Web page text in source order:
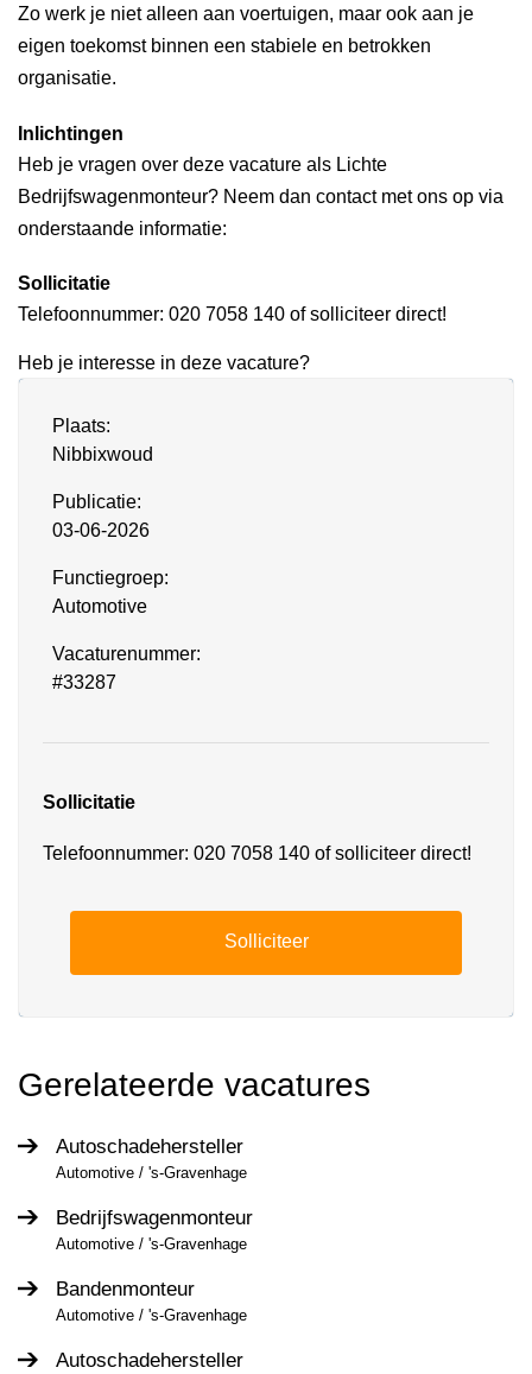
Zo werk je niet alleen aan voertuigen, maar ook aan je
eigen toekomst binnen een stabiele en betrokken
organisatie.
Inlichtingen
Heb je vragen over deze vacature als Lichte
Bedrijfswagenmonteur? Neem dan contact met ons op via
onderstaande informatie:
Sollicitatie
Telefoonnummer: 020 7058 140 of solliciteer direct!
Heb je interesse in deze vacature?
Plaats:
Nibbixwoud
Publicatie:
03-06-2026
Functiegroep:
Automotive
Vacaturenummer:
#33287
Sollicitatie
Telefoonnummer: 020 7058 140 of solliciteer direct!
Solliciteer
Gerelateerde vacatures
Autoschadehersteller
Automotive / 's-Gravenhage
Bedrijfswagenmonteur
Automotive / 's-Gravenhage
Bandenmonteur
Automotive / 's-Gravenhage
Autoschadehersteller